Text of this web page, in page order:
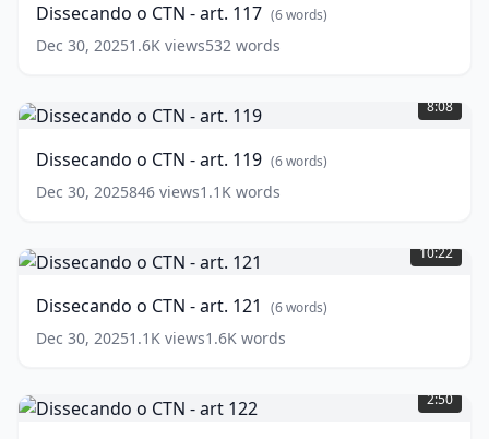
art.
117 (6
Dissecando o CTN - art. 117 (6words)
Dec 30, 20251.6K views532 words
o
CTN
art.
119 (6
8:08
Dissecando o CTN - art. 119 (6words)
Dec 30, 2025846 views1.1K words
o
CTN
art.
121 (6
10:22
Dissecando o CTN - art. 121 (6words)
Dec 30, 20251.1K views1.6K words
o
CTN
2:50